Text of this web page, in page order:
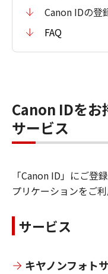
Canon IDの登
FAQ
Canon IDをお
サービス
「Canon ID」にご登
プリケーションをご利
サービス
キヤノンフォト